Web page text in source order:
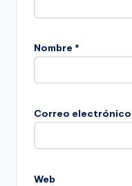
Nombre *
Correo electrónico
Web